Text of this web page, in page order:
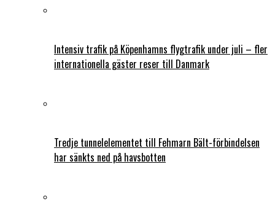
Intensiv trafik på Köpenhamns flygtrafik under juli – fler
internationella gäster reser till Danmark
Tredje tunnelelementet till Fehmarn Bält-förbindelsen
har sänkts ned på havsbotten